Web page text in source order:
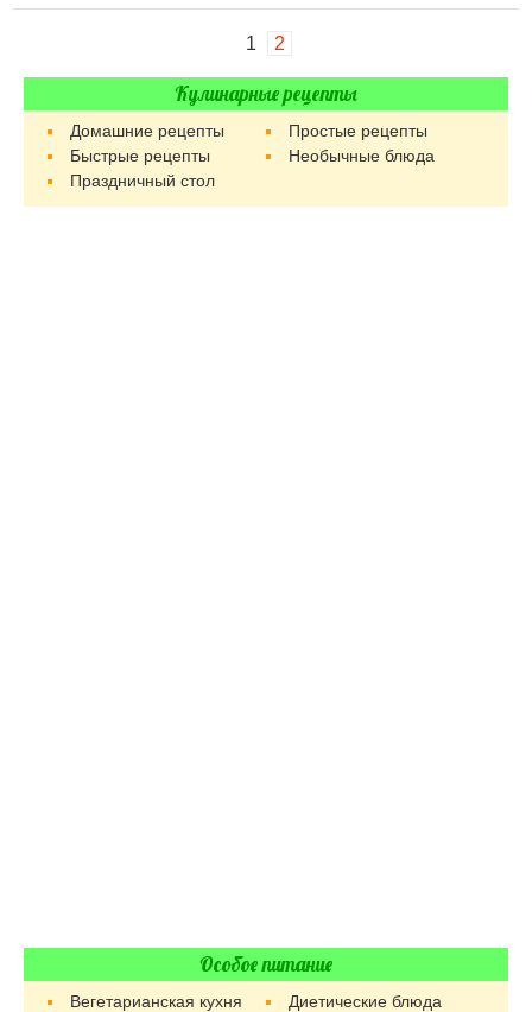
1 2
Кулинарные рецепты
Домашние рецепты
Простые рецепты
Быстрые рецепты
Необычные блюда
Праздничный стол
Особое питание
Вегетарианская кухня
Диетические блюда